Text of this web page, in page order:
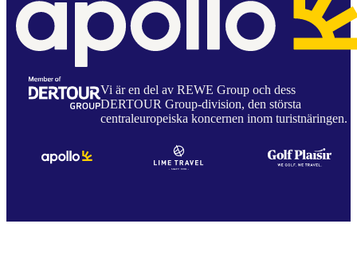
Vi är en del av REWE Group och dess
DERTOUR Group-division, den största
centraleuropeiska koncernen inom turistnäringen.